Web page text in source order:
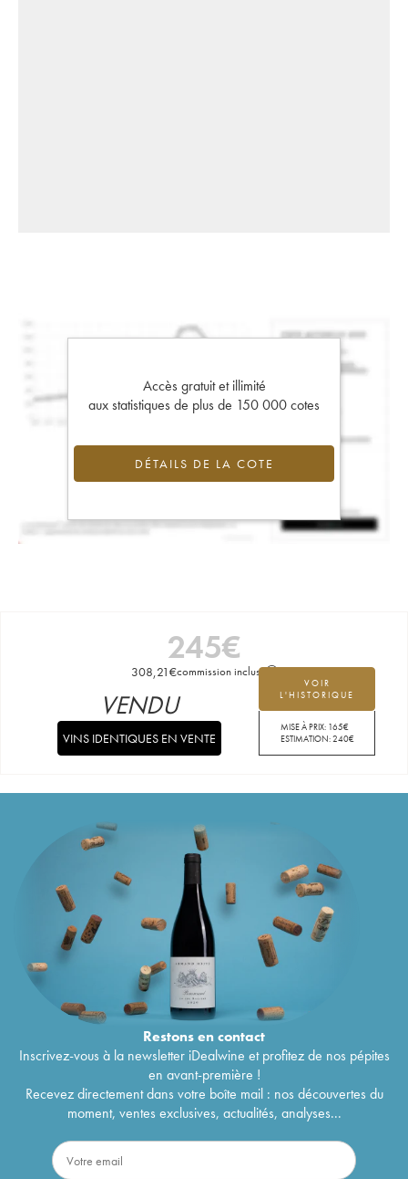
Accès gratuit et illimité
aux statistiques de plus de 150 000 cotes
DÉTAILS DE LA COTE
245€
308,21€commission incluse
VOIR
L'HISTORIQUE
MISE À PRIX: 165€
ESTIMATION:240€
VENDU
VINS IDENTIQUES EN VENTE
Restons encontact
Inscrivez-vous à la newsletter iDealwine et profitez de nos pépites
en avant-première !
Recevez directement dans votre boîte mail : nos découvertes du
moment, ventes exclusives, actualités, analyses...